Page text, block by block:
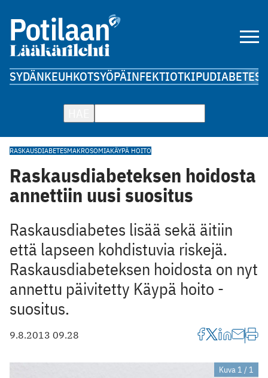
SYDÄNKEUHKOTSYÖPÄINFEKTIOTKIPUDIABETES
RASKAUSDIABETESMAKROSOMIAKÄYPÄ HOITO
Raskausdiabeteksen hoidosta
annettiin uusi suositus
Raskausdiabetes lisää sekä äitiin
että lapseen kohdistuvia riskejä.
Raskausdiabeteksen hoidosta on nyt
annettu päivitetty Käypä hoito -
suositus.
9.8.2013 09.28
Kuva 1 / 1